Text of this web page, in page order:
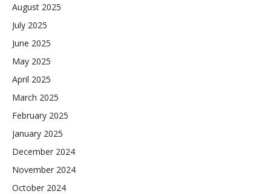
August 2025
July 2025
June 2025
May 2025
April 2025
March 2025
February 2025
January 2025
December 2024
November 2024
October 2024